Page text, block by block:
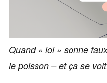
Quand « lol » sonne
le poisson – et ça se voit.